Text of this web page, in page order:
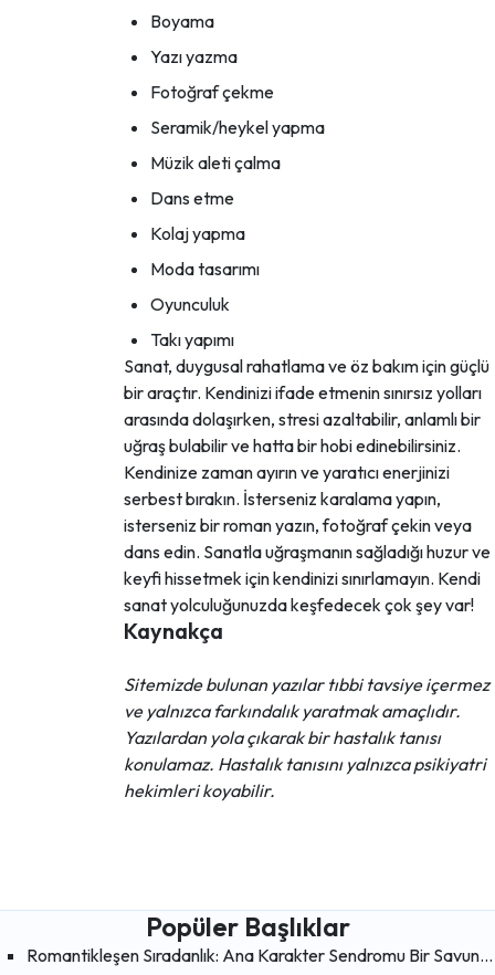
Boyama
Yazı yazma
Fotoğraf çekme
Seramik/heykel yapma
Müzik aleti çalma
Dans etme
Kolaj yapma
Moda tasarımı
Oyunculuk
Takı yapımı
Sanat, duygusal rahatlama ve öz bakım için güçlü
bir araçtır. Kendinizi ifade etmenin sınırsız yolları
arasında dolaşırken, stresi azaltabilir, anlamlı bir
uğraş bulabilir ve hatta bir hobi edinebilirsiniz.
Kendinize zaman ayırın ve yaratıcı enerjinizi
serbest bırakın. İsterseniz karalama yapın,
isterseniz bir roman yazın, fotoğraf çekin veya
dans edin. Sanatla uğraşmanın sağladığı huzur ve
keyfi hissetmek için kendinizi sınırlamayın. Kendi
sanat yolculuğunuzda keşfedecek çok şey var!
Kaynakça
Sitemizde bulunan yazılar tıbbi tavsiye içermez
ve yalnızca farkındalık yaratmak amaçlıdır.
Yazılardan yola çıkarak bir hastalık tanısı
konulamaz. Hastalık tanısını yalnızca psikiyatri
hekimleri koyabilir.
Popüler Başlıklar
Romantikleşen Sıradanlık: Ana Karakter Sendromu Bir Savunma Mekanizması mı?